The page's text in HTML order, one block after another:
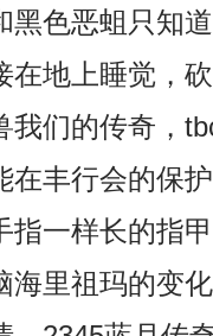
黑色恶蛆只知
在地上睡觉，
我们的传奇，
在丰行会的保
指一样长的指
海里祖玛的变